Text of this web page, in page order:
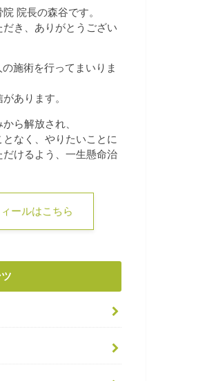
院長の森谷です。
き、ありがとうござい
施術を行ってまいりま
あります。
ら解放され、
なく、やりたいことに
けるよう、一生懸命治
ールはこちら